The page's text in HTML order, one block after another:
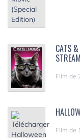
CATS
Film de
Film de